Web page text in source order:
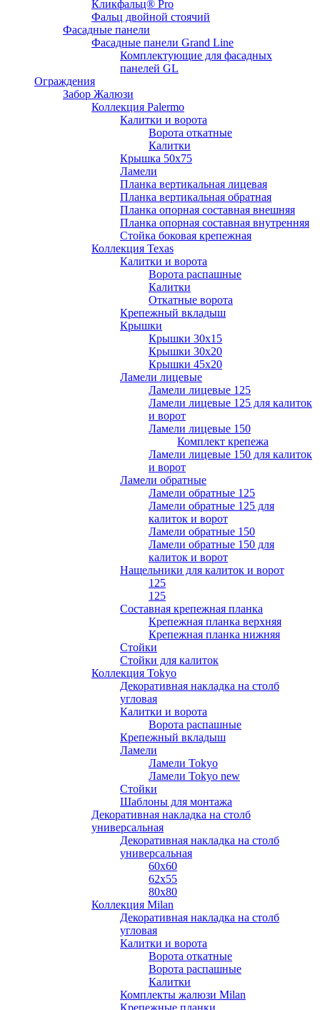
Кликфальц® Pro
Фальц двoйной стоячий
Фасадные панели
Фасадные панели Grand Line
Комплектующие для фасадных
панелей GL
Ограждения
Забор Жалюзи
Коллекция Palermo
Калитки и ворота
Ворота откатные
Калитки
Крышка 50х75
Ламели
Планка вертикальная лицевая
Планка вертикальная обратная
Планка опорная составная внешняя
Планка опорная составная внутренняя
Стойка боковая крепежная
Коллекция Texas
Калитки и ворота
Ворота распашные
Калитки
Откатные ворота
Крепежный вкладыш
Крышки
Крышки 30х15
Крышки 30х20
Крышки 45х20
Ламели лицевые
Ламели лицевые 125
Ламели лицевые 125 для калиток
и ворот
Ламели лицевые 150
Комплект крепежа
Ламели лицевые 150 для калиток
и ворот
Ламели обратные
Ламели обратные 125
Ламели обратные 125 для
калиток и ворот
Ламели обратные 150
Ламели обратные 150 для
калиток и ворот
Нащельники для калиток и ворот
125
125
Составная крепежная планка
Крепежная планка верхняя
Крепежная планка нижняя
Стойки
Стойки для калиток
Коллекция Tokyo
Декоративная накладка на столб
угловая
Калитки и ворота
Ворота распашные
Крепежный вкладыш
Ламели
Ламели Tokyo
Ламели Tokyo new
Стойки
Шаблоны для монтажа
Декоративная накладка на столб
универсальная
Декоративная накладка на столб
универсальная
60х60
62х55
80х80
Коллекция Milan
Декоративная накладка на столб
угловая
Калитки и ворота
Ворота откатные
Ворота распашные
Калитки
Комплекты жалюзи Milan
Крепежные планки